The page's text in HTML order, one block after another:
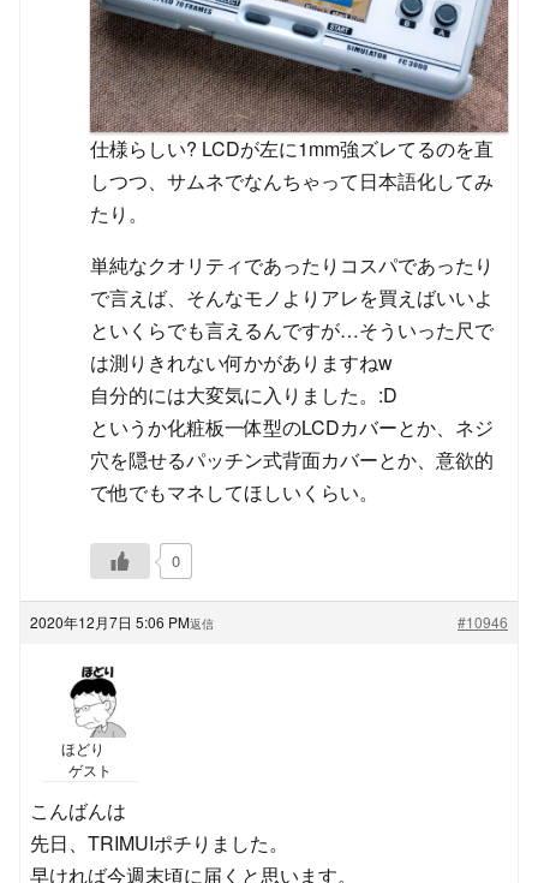
仕様らしい? LCDが左に1mm強ズレてるのを直
しつつ、サムネでなんちゃって日本語化してみ
たり。
単純なクオリティであったりコスパであったり
で言えば、そんなモノよりアレを買えばいいよ
といくらでも言えるんですが…そういった尺で
は測りきれない何かがありますねw
自分的には大変気に入りました。:D
というか化粧板一体型のLCDカバーとか、ネジ
穴を隠せるパッチン式背面カバーとか、意欲的
で他でもマネしてほしいくらい。
0
2020年12月7日 5:06 PM #10946
返信
ほどり
ゲスト
こんばんは
先日、TRIMUIポチりました。
早ければ今週末頃に届くと思います。